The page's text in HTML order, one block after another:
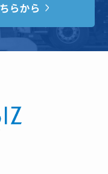
らから